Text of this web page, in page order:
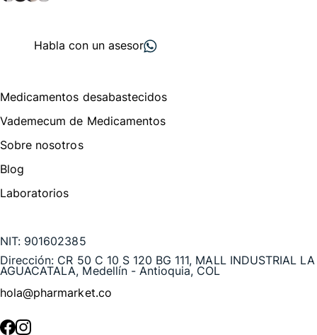
Habla con un asesor
Medicamentos desabastecidos
Vademecum de Medicamentos
Sobre nosotros
Blog
Laboratorios
NIT: 901602385
Dirección: CR 50 C 10 S 120 BG 111, MALL INDUSTRIAL LA
AGUACATALA, Medellín - Antioquia, COL
hola@pharmarket.co